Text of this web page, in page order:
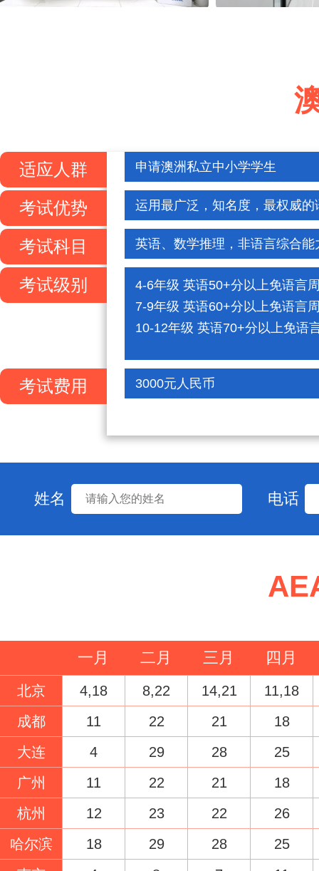
适应人群
考试优势
考试科目
考试级别
考试费用
申请澳洲私立中小学学生
运用最广泛，知名度，最权威的
英语、数学推理，非语言综合能
4-6年级 英语50+分以上免语言
7-9年级 英语60+分以上免语言
10-12年级 英语70+分以上免语
3000元人民币
姓名 电话
一月 二月 三月 四月
北京 4,18 8,22 14,21
11,18
成都
11 22 21
18
大连
4 29 28
25
广州
11 22 21
18
杭州
12 23 22
26
哈尔滨
18 29 28
25